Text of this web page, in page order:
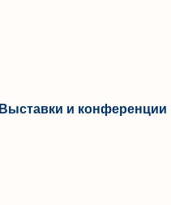
Выставки и конференции